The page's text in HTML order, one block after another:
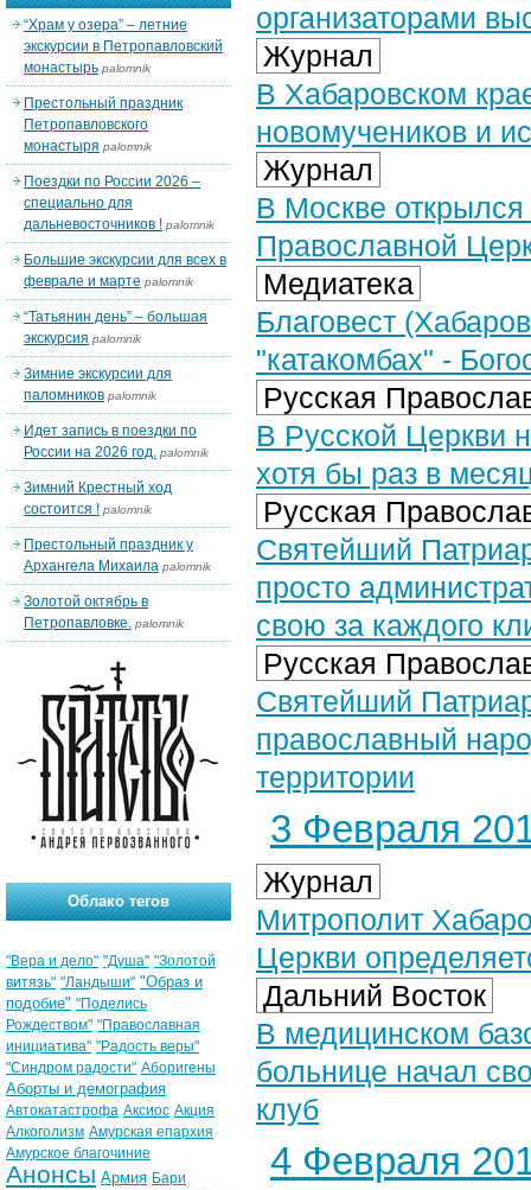
организаторами
Журнал
В Хабаровском
новомучеников и
Журнал
В Москве
Православной
Медиатека
Благовест
"катакомбах" -
Русская
В Русской Церкви
хотя бы раз в
Русская
Святейший
просто
свою за каждого
Русская
Святейший
православный
территории
3 Февраля
Журнал
Митрополит
Церкви
Дальний Восток
В медицинском
больнице начал
клуб
4 Февраля
“Храм у озера” – летние
экскурсии в Петропавловский
монастырь palomnik
Престольный праздник
Петропавловского
монастыря palomnik
Поездки по России 2026 –
специально для
дальневосточников ! palomnik
Большие экскурсии для всех в
феврале и марте palomnik
“Татьянин день” – большая
экскурсия palomnik
Зимние экскурсии для
паломников palomnik
Идет запись в поездки по
России на 2026 год. palomnik
Зимний Крестный ход
состоится ! palomnik
Престольный праздник у
Архангела Михаила palomnik
Золотой октябрь в
Петропавловке. palomnik
Облако тегов
"Вера и дело" "Душа" "Золотой
витязь" "Ландыши" "Образ и
подобие" "Поделись
Рождеством" "Православная
инициатива" "Радость веры"
"Синдром радости" Аборигены
Аборты и демография
Автокатастрофа Аксиос Акция
Алкоголизм Амурская епархия
Амурское благочиние
Анонсы Армия Бари